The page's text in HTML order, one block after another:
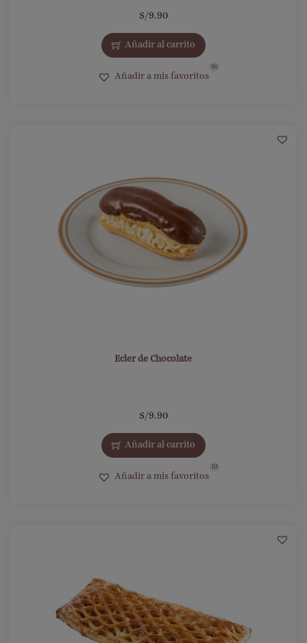
S/9.90
Añadir al carrito
Añadir a mis favoritos
16
Ecler de Chocolate
S/9.90
Añadir al carrito
Añadir a mis favoritos
10